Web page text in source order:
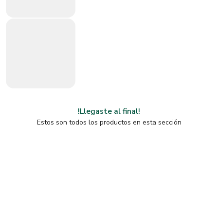
!Llegaste al final!
Estos son todos los productos en esta sección